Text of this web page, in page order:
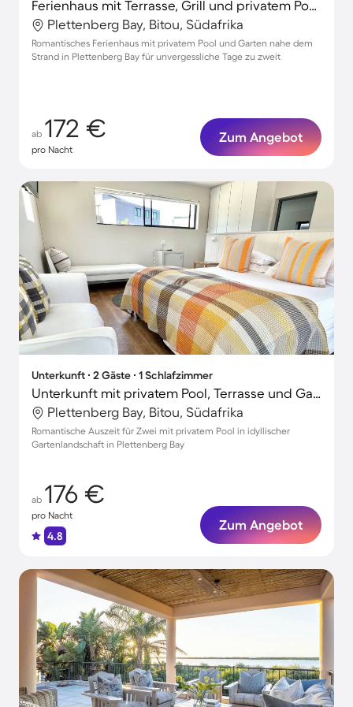
Ferienhaus mit Terrasse, Grill und privatem Pool | Gartenblick | Perfekt für die Arbeit von Zuhause
Plettenberg Bay, Bitou, Südafrika
Romantisches Ferienhaus mit privatem Pool und Garten nahe dem
Strand in Plettenberg Bay für unvergessliche Tage zu zweit
ab 172 €
pro Nacht
Zum Angebot
Unterkunft ∙ 2 Gäste ∙ 1 Schlafzimmer
Unterkunft mit privatem Pool, Terrasse und Garten | Naturblick
Plettenberg Bay, Bitou, Südafrika
Romantische Auszeit für Zwei mit privatem Pool in idyllischer
Gartenlandschaft in Plettenberg Bay
ab 176 €
pro Nacht
4.8
Zum Angebot